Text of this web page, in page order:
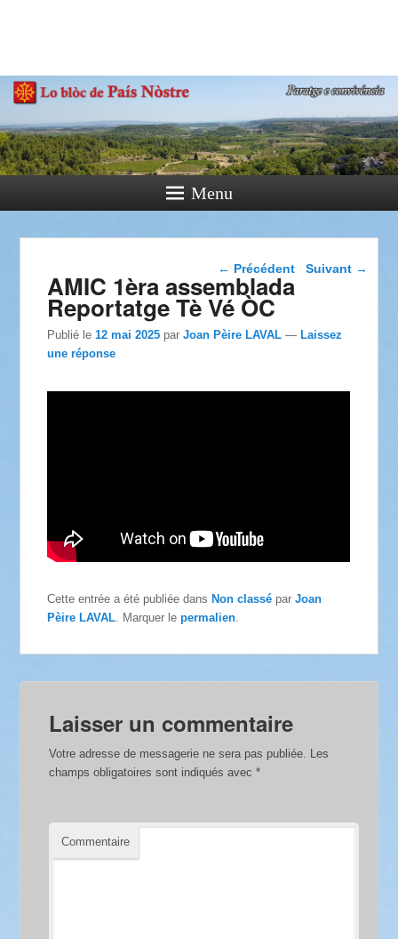
Paratge e Convivència
Menu
Navigation dans les
← Précédent Suivant →
AMIC 1èra assemblada
Reportatge Tè Vé ÒC
Publié le12 mai 2025 parJoan Pèire LAVAL —Laissez
une réponse
Cette entrée a été publiée dans Non classé parJoan
Pèire LAVAL. Marquer lepermalien.
Laisser un commentaire
Votre adresse de messagerie ne sera pas publiée. Les
champs obligatoires sont indiqués avec*
Commentaire